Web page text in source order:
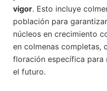
vigor. Esto incluye
población para
núcleos en crecimiento
en colmenas completas,
floración específica para
el futuro.